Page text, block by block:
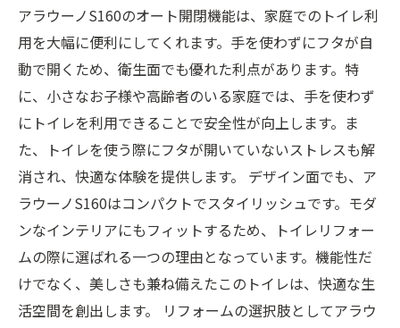
アラウーノS160のオート開閉機能は、家庭でのトイレ利
用を大幅に便利にしてくれます。手を使わずにフタが自
動で開くため、衛生面でも優れた利点があります。特
に、小さなお子様や高齢者のいる家庭では、手を使わず
にトイレを利用できることで安全性が向上します。ま
た、トイレを使う際にフタが開いていないストレスも解
消され、快適な体験を提供します。 デザイン面でも、ア
ラウーノS160はコンパクトでスタイリッシュです。モダ
ンなインテリアにもフィットするため、トイレリフォー
ムの際に選ばれる一つの理由となっています。機能性だ
けでなく、美しさも兼ね備えたこのトイレは、快適な生
活空間を創出します。 リフォームの選択肢としてアラウ